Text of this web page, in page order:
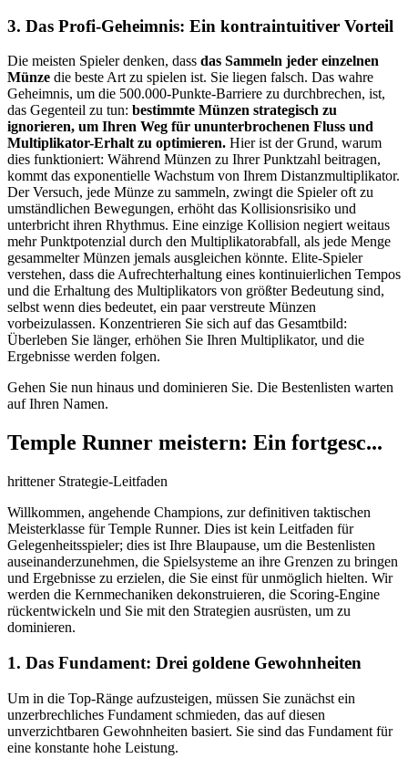
3. Das Profi-Geheimnis: Ein kontraintuitiver Vorteil
Die meisten Spieler denken, dass das Sammeln jeder einzelnen
Münze die beste Art zu spielen ist. Sie liegen falsch. Das wahre
Geheimnis, um die 500.000-Punkte-Barriere zu durchbrechen, ist,
das Gegenteil zu tun: bestimmte Münzen strategisch zu
ignorieren, um Ihren Weg für ununterbrochenen Fluss und
Multiplikator-Erhalt zu optimieren. Hier ist der Grund, warum
dies funktioniert: Während Münzen zu Ihrer Punktzahl beitragen,
kommt das exponentielle Wachstum von Ihrem Distanzmultiplikator.
Der Versuch, jede Münze zu sammeln, zwingt die Spieler oft zu
umständlichen Bewegungen, erhöht das Kollisionsrisiko und
unterbricht ihren Rhythmus. Eine einzige Kollision negiert weitaus
mehr Punktpotenzial durch den Multiplikatorabfall, als jede Menge
gesammelter Münzen jemals ausgleichen könnte. Elite-Spieler
verstehen, dass die Aufrechterhaltung eines kontinuierlichen Tempos
und die Erhaltung des Multiplikators von größter Bedeutung sind,
selbst wenn dies bedeutet, ein paar verstreute Münzen
vorbeizulassen. Konzentrieren Sie sich auf das Gesamtbild:
Überleben Sie länger, erhöhen Sie Ihren Multiplikator, und die
Ergebnisse werden folgen.
Gehen Sie nun hinaus und dominieren Sie. Die Bestenlisten warten
auf Ihren Namen.
Temple Runner meistern: Ein fortgesc...
hrittener Strategie-Leitfaden
Willkommen, angehende Champions, zur definitiven taktischen
Meisterklasse für Temple Runner. Dies ist kein Leitfaden für
Gelegenheitsspieler; dies ist Ihre Blaupause, um die Bestenlisten
auseinanderzunehmen, die Spielsysteme an ihre Grenzen zu bringen
und Ergebnisse zu erzielen, die Sie einst für unmöglich hielten. Wir
werden die Kernmechaniken dekonstruieren, die Scoring-Engine
rückentwickeln und Sie mit den Strategien ausrüsten, um zu
dominieren.
1. Das Fundament: Drei goldene Gewohnheiten
Um in die Top-Ränge aufzusteigen, müssen Sie zunächst ein
unzerbrechliches Fundament schmieden, das auf diesen
unverzichtbaren Gewohnheiten basiert. Sie sind das Fundament für
eine konstante hohe Leistung.